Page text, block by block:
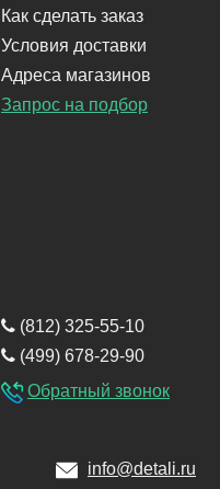
Как сделать заказ
Условия доставки
Адреса магазинов
Запрос на подбор
(812) 325-55-10
(499) 678-29-90
Обратный звонок
info@detali.ru